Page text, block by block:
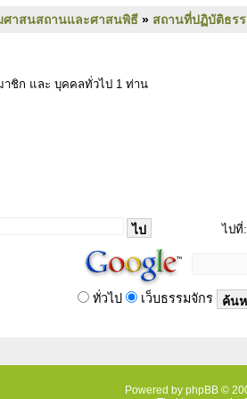
ศาสนสถานและศาสนพิธี » สถานที่ปฏิบัติธร
าชิก และ บุคคลทั่วไป 1 ท่าน
ไปที่:
ทั่วไป เว็บธรรมจักร
Powered by phpBB ©